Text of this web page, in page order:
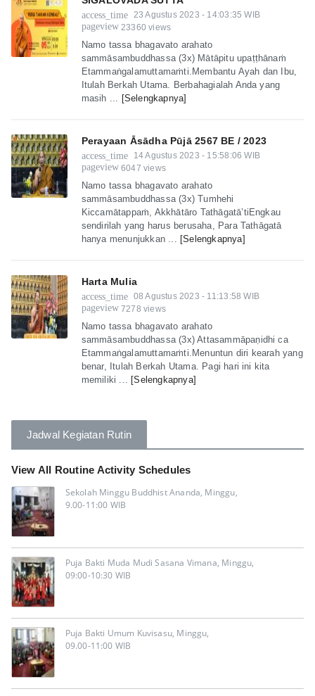
access_time 23 Agustus 2023 - 14:03:35 WIB
pageview23360 views
Namo tassa bhagavato arahato
sammāsambuddhassa (3x) Mātāpitu upaṭṭhānaṁ
Etammaṅgalamuttamaṁti.Membantu Ayah dan Ibu,
Itulah Berkah Utama. Berbahagialah Anda yang
masih ...
[Selengkapnya]
Perayaan Āsādha Pūjā 2567 BE / 2023
access_time
14 Agustus 2023 - 15:58:06 WIB
pageview6047 views
Namo tassa bhagavato arahato
sammāsambuddhassa (3x) Tumhehi
Kiccamātappaṁ, Akkhātāro Tathāgatā’tiEngkau
sendirilah yang harus berusaha, Para Tathāgatā
hanya menunjukkan ...
[Selengkapnya]
Harta Mulia
access_time 08 Agustus 2023 - 11:13:58 WIB
pageview7278 views
Namo tassa bhagavato arahato
sammāsambuddhassa (3x) Attasammāpaṇidhi ca
Etammaṅgalamuttamaṁti.Menuntun diri kearah yang
benar, Itulah Berkah Utama. Pagi hari ini kita
memiliki ...
[Selengkapnya]
Jadwal Kegiatan Rutin
View All Routine Activity Schedules
Sekolah Minggu Buddhist Ananda, Minggu,
9.00-11:00 WIB
Puja Bakti Muda Mudi Sasana Vimana, Minggu,
09:00-10:30 WIB
Puja Bakti Umum Kuvisasu, Minggu,
09.00-11:00 WIB